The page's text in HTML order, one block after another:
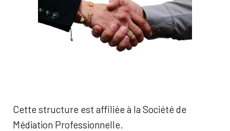
Cette structure est affiliée à la Société de
Médiation Professionnelle.